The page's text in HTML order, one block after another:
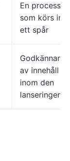
En process
som körs
ett spår
av innehåll
inom den
lanseringen